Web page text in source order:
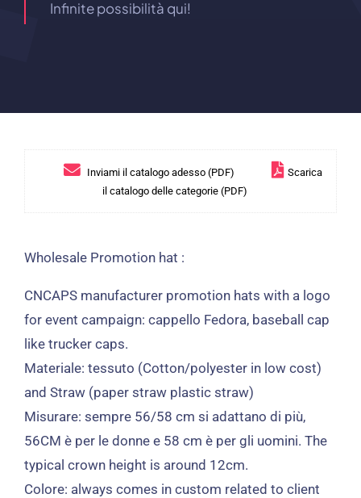
Infinite possibilità qui!
Inviami il catalogo adesso (PDF)
Scarica
il catalogo delle categorie (PDF)
Wholesale Promotion hat :
CNCAPS manufacturer promotion hats with a logo
for event campaign: cappello Fedora, baseball cap
like trucker caps.
Materiale: tessuto (Cotton/polyester in low cost)
and Straw (paper straw plastic straw)
Misurare: sempre 56/58 cm si adattano di più,
56CM è per le donne e 58 cm è per gli uomini. The
typical crown height is around 12cm.
Colore: always comes in custom related to client